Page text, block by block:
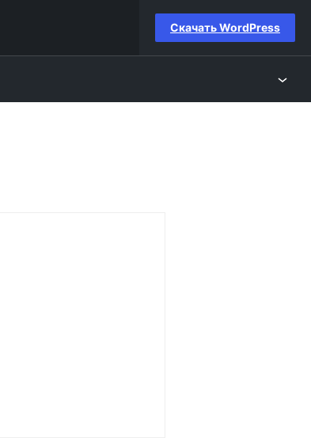
Скачать WordPress